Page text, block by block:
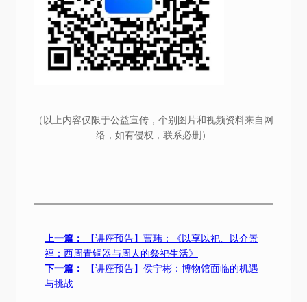
（以上内容仅限于公益宣传，个别图片和视频资料来自网
络，如有侵权，联系必删）
上一篇：
【讲座预告】曹玮：《以享以祀、以介景
福：西周青铜器与周人的祭祀生活》
下一篇：
【讲座预告】侯宁彬：博物馆面临的机遇
与挑战